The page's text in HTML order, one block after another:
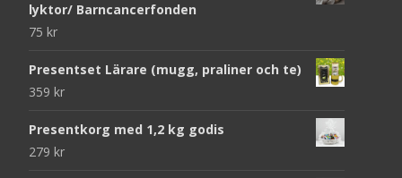
lyktor/ Barncancerfonden
75 kr
Presentset Lärare (mugg, praliner och te)
359 kr
Presentkorg med 1,2 kg godis
279 kr